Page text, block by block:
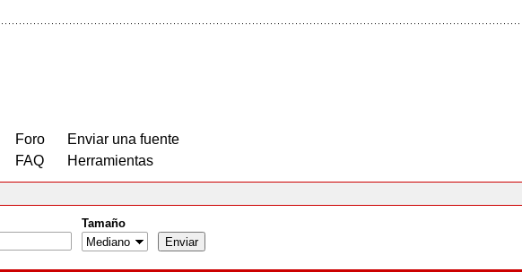
Foro
FAQ
Enviar una fuente
Herramientas
Tamaño